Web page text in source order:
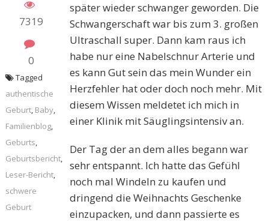
7319
0
später wieder schwanger geworden. Die
Schwangerschaft war bis zum 3. großen
Ultraschall super. Dann kam raus ich
habe nur eine Nabelschnur Arterie und
es kann Gut sein das mein Wunder ein
Herzfehler hat oder doch noch mehr. Mit
diesem Wissen meldetet ich mich in
einer Klinik mit Säuglingsintensiv an.
Der Tag der an dem alles begann war
sehr entspannt. Ich hatte das Gefühl
noch mal Windeln zu kaufen und
dringend die Weihnachts Geschenke
einzupacken, und dann passierte es
Tagged
authentische
Geburt, Baby,
Familienblog,
Geburts,
Geburtsbericht,
Leser-Bericht,
schwere
Geburt